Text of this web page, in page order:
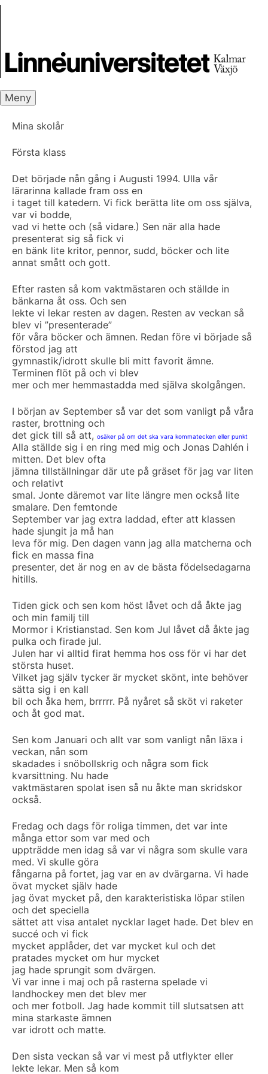
Meny
Mina skolår
Första klass
Det började nån gång i Augusti 1994. Ulla vår
lärarinna kallade fram oss en
i taget till katedern. Vi fick berätta lite om oss själva,
var vi bodde,
vad vi hette och (så vidare.) Sen när alla hade
presenterat sig så fick vi
en bänk lite kritor, pennor, sudd, böcker och lite
annat smått och gott.
Efter rasten så kom vaktmästaren och ställde in
bänkarna åt oss. Och sen
lekte vi lekar resten av dagen. Resten av veckan så
blev vi ”presenterade”
för våra böcker och ämnen. Redan före vi började så
förstod jag att
gymnastik/idrott skulle bli mitt favorit ämne.
Terminen flöt på och vi blev
mer och mer hemmastadda med själva skolgången.
I början av September så var det som vanligt på våra
raster, brottning och
det gick till så att, osäker på om det ska vara kommatecken eller punkt
Alla ställde sig i en ring med mig och Jonas Dahlén i
mitten. Det blev ofta
jämna tillställningar där ute på gräset för jag var liten
och relativt
smal. Jonte däremot var lite längre men också lite
smalare. Den femtonde
September var jag extra laddad, efter att klassen
hade sjungit ja må han
leva för mig. Den dagen vann jag alla matcherna och
fick en massa fina
presenter, det är nog en av de bästa födelsedagarna
hitills.
Tiden gick och sen kom höst låvet och då åkte jag
och min familj till
Mormor i Kristianstad. Sen kom Jul låvet då åkte jag
pulka och firade jul.
Julen har vi alltid firat hemma hos oss för vi har det
största huset.
Vilket jag själv tycker är mycket skönt, inte behöver
sätta sig i en kall
bil och åka hem, brrrrr. På nyåret så sköt vi raketer
och åt god mat.
Sen kom Januari och allt var som vanligt nån läxa i
veckan, nån som
skadades i snöbollskrig och några som fick
kvarsittning. Nu hade
vaktmästaren spolat isen så nu åkte man skridskor
också.
Fredag och dags för roliga timmen, det var inte
många ettor som var med och
uppträdde men idag så var vi några som skulle vara
med. Vi skulle göra
fångarna på fortet, jag var en av dvärgarna. Vi hade
övat mycket själv hade
jag övat mycket på, den karakteristiska löpar stilen
och det speciella
sättet att visa antalet nycklar laget hade. Det blev en
succé och vi fick
mycket applåder, det var mycket kul och det
pratades mycket om hur mycket
jag hade sprungit som dvärgen.
Vi var inne i maj och på rasterna spelade vi
landhockey men det blev mer
och mer fotboll. Jag hade kommit till slutsatsen att
mina starkaste ämnen
var idrott och matte.
Den sista veckan så var vi mest på utflykter eller
lekte lekar. Men så kom